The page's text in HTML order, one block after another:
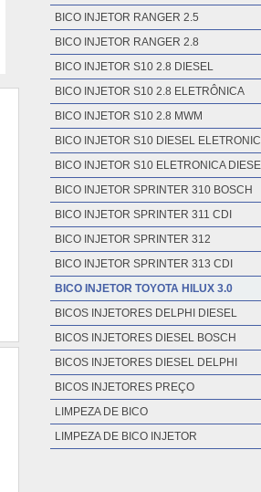
BICO INJETOR RANGER 2.5
BICO INJETOR RANGER 2.8
BICO INJETOR S10 2.8 DIESEL
BICO INJETOR S10 2.8 ELETRÔNICA
BICO INJETOR S10 2.8 MWM
BICO INJETOR S10 DIESEL
BICO INJETOR S10 ELETRONICA
BICO INJETOR SPRINTER 310 BOSCH
BICO INJETOR SPRINTER 311 CDI
BICO INJETOR SPRINTER 312
BICO INJETOR SPRINTER 313 CDI
BICO INJETOR TOYOTA HILUX 3.0
BICOS INJETORES DELPHI DIESEL
BICOS INJETORES DIESEL BOSCH
BICOS INJETORES DIESEL DELPHI
BICOS INJETORES PREÇO
LIMPEZA DE BICO
LIMPEZA DE BICO INJETOR